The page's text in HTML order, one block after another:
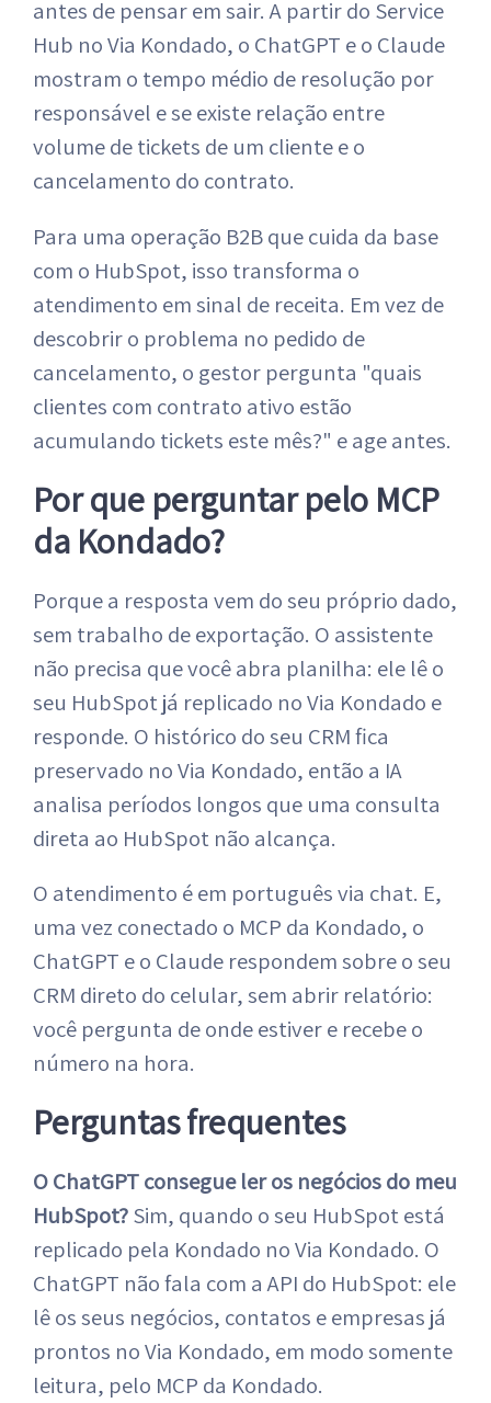
antes de pensar em sair. A partir do Service
Hub no Via Kondado, o ChatGPT e o Claude
mostram o tempo médio de resolução por
responsável e se existe relação entre
volume de tickets de um cliente e o
cancelamento do contrato.
Para uma operação B2B que cuida da base
com o HubSpot, isso transforma o
atendimento em sinal de receita. Em vez de
descobrir o problema no pedido de
cancelamento, o gestor pergunta "quais
clientes com contrato ativo estão
acumulando tickets este mês?" e age antes.
Por que perguntar pelo MCP
da Kondado?
Porque a resposta vem do seu próprio dado,
sem trabalho de exportação. O assistente
não precisa que você abra planilha: ele lê o
seu HubSpot já replicado no Via Kondado e
responde. O histórico do seu CRM fica
preservado no Via Kondado, então a IA
analisa períodos longos que uma consulta
direta ao HubSpot não alcança.
O atendimento é em português via chat. E,
uma vez conectado o MCP da Kondado, o
ChatGPT e o Claude respondem sobre o seu
CRM direto do celular, sem abrir relatório:
você pergunta de onde estiver e recebe o
número na hora.
Perguntas frequentes
O ChatGPT consegue ler os negócios do meu
HubSpot?Sim, quando o seu HubSpot está
replicado pela Kondado no Via Kondado. O
ChatGPT não fala com a API do HubSpot: ele
lê os seus negócios, contatos e empresas já
prontos no Via Kondado, em modo somente
leitura, pelo MCP da Kondado.